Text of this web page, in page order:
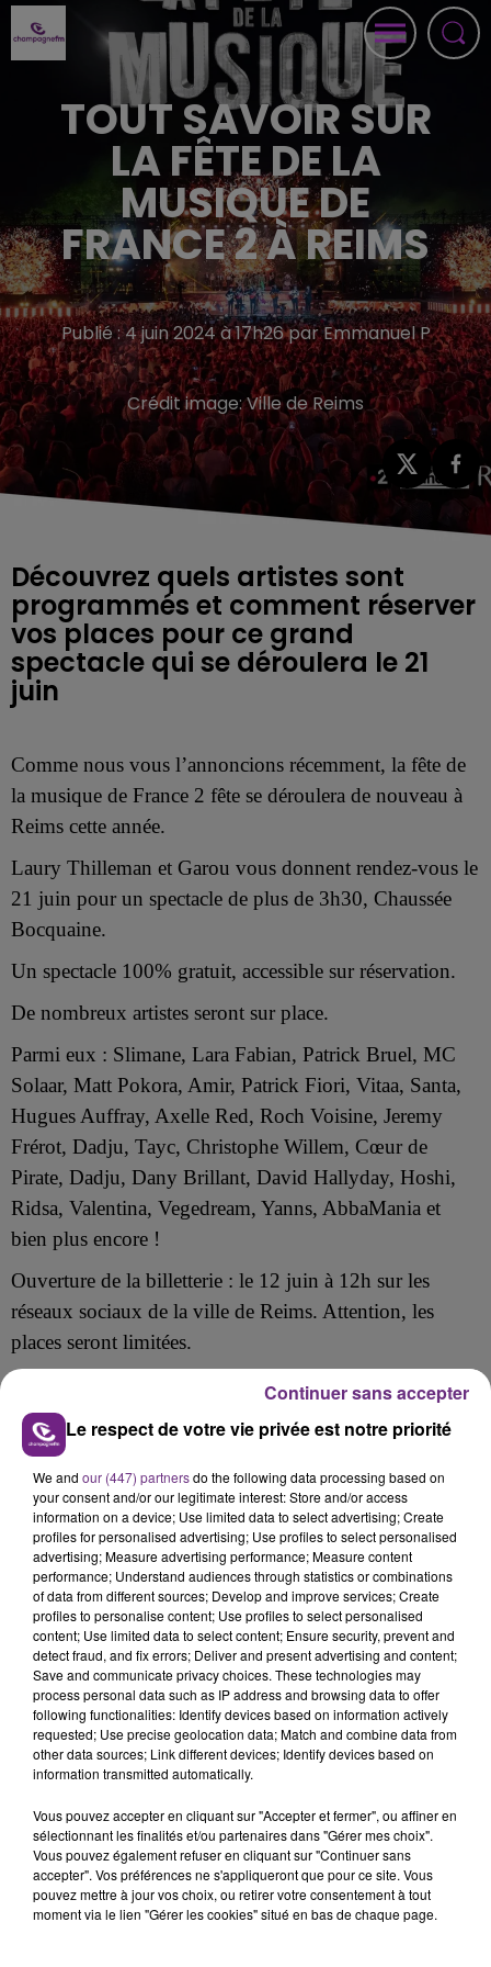
TOUT SAVOIR SUR
LA FÊTE DE LA
MUSIQUE DE
FRANCE 2 À REIMS
Publié : 4 juin 2024 à 17h26 par Emmanuel P
Crédit image:Ville de Reims
Découvrez quels artistes sont
programmés et comment réserver
vos places pour ce grand
spectacle qui se déroulera le 21
juin
Comme nous vous l’annoncions récemment, la fête de
la musique de France 2 fête se déroulera de nouveau à
Reims cette année.
Laury Thilleman et Garou vous donnent rendez-vous le
21 juin pour un spectacle de plus de 3h30, Chaussée
Bocquaine.
Un spectacle 100% gratuit, accessible sur réservation.
De nombreux artistes seront sur place.
Parmi eux : Slimane, Lara Fabian, Patrick Bruel, MC
Solaar, Matt Pokora, Amir, Patrick Fiori, Vitaa, Santa,
Hugues Auffray, Axelle Red, Roch Voisine, Jeremy
Frérot, Dadju, Tayc, Christophe Willem, Cœur de
Pirate, Dadju, Dany Brillant, David Hallyday, Hoshi,
Ridsa, Valentina, Vegedream, Yanns, AbbaMania et
bien plus encore !
Ouverture de la billetterie : le 12 juin à 12h sur les
réseaux sociaux de la ville de Reims. Attention, les
places seront limitées.
Diffusion prévue le 22 juin à partir de 21h10 sur France
2.
FIL D'ACTU
7 août 2026
TOUJOURS À L'ARRÊT
Cela fait déjà une semaine que la centrale
nucléaire ardennaise est à l'arrêt. Une situation
justifiée par la sécheresse intense qui est toujours
Le respect de votre vie privée est notre priorité
We and our (447) partnersdo the following data processing based on
your consent and/or our legitimate interest: Store and/or access
information on a device; Use limited data to select advertising; Create
profiles for personalised advertising; Use profiles to select personalised
advertising; Measure advertising performance; Measure content
performance; Understand audiences through statistics or combinations
of data from different sources; Develop and improve services; Create
profiles to personalise content; Use profiles to select personalised
content; Use limited data to select content; Ensure security, prevent and
detect fraud, and fix errors; Deliver and present advertising and content;
Save and communicate privacy choices. These technologies may
process personal data such as IP address and browsing data to offer
following functionalities: Identify devices based on information actively
requested; Use precise geolocation data; Match and combine data from
other data sources; Link different devices; Identify devices based on
information transmitted automatically.
Vous pouvez accepter en cliquant sur "Accepter et fermer", ou affiner en
sélectionnant les finalités et/ou partenaires dans "Gérer mes choix".
Vous pouvez également refuser en cliquant sur "Continuer sans
accepter". Vos préférences ne s'appliqueront que pour ce site. Vous
pouvez mettre à jour vos choix, ou retirer votre consentement à tout
moment via le lien "Gérer les cookies" situé en bas de chaque page.
Continuer sans accepter